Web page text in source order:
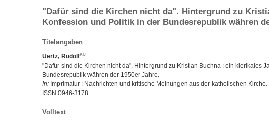
"Dafür sind die Kirchen nicht da". Hintergrund zu
Konfession und Politik in der Bundesrepublik währen
Titelangaben
Uertz, Rudolf
:
"Dafür sind die Kirchen nicht da". Hintergrund zu Kristian Buchna : ein klerikales
Bundesrepublik währen der 1950er Jahre.
In: Imprimatur : Nachrichten und kritische Meinungen aus der katholischen
ISSN 0946-3178
Volltext